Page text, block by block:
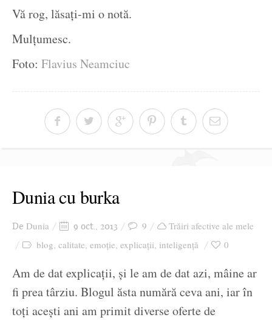
Vă rog, lăsați-mi o notă.
Mulțumesc.
Foto: Flavius Neamciuc
Dunia cu burka
De Dunia 9 oct., 2013 9
Trăiri afective ale mele
blog, calitate, emoție, explicații, inteligență 0
Am de dat explicații, și le am de dat azi, mâine ar
fi prea târziu. Blogul ăsta numără ceva ani, iar în
toți acești ani am primit diverse oferte de